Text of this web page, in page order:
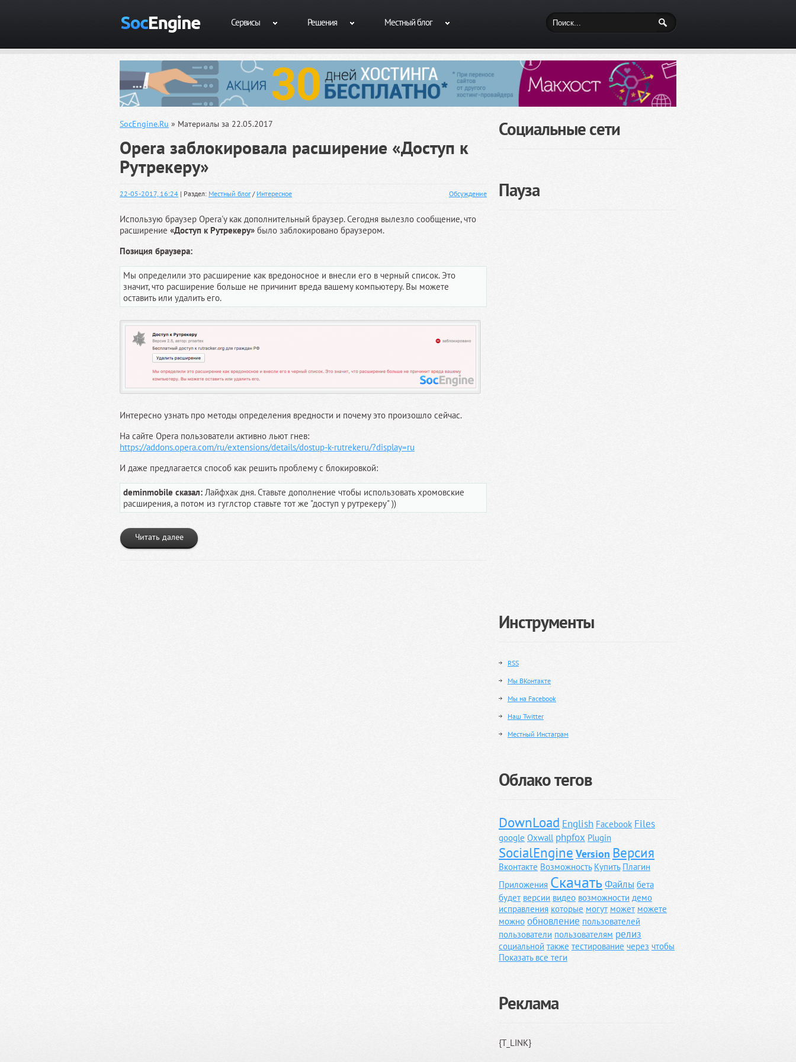
Сервисы Решения Местный блог
SocEngine.Ru » Материалы за 22.05.2017
Opera заблокировала расширение «Доступ к
Рутрекеру»
22-05-2017, 16:24 | Раздел: Местный блог/ Интересное Обсуждение
Использую браузер Opera'у как дополнительный браузер. Сегодня вылезло сообщение, что
расширение «Доступ к Рутрекеру» было заблокировано браузером.
Позиция браузера:
Мы определили это расширение как вредоносное и внесли его в черный список. Это
значит, что расширение больше не причинит вреда вашему компьютеру. Вы можете
оставить или удалить его.
Интересно узнать про методы определения вредности и почему это произошло сейчас.
На сайте Opera пользователи активно льют гнев:
https://addons.opera.com/ru/extensions/details/dostup-k-rutrekeru/?display=ru
И даже предлагается способ как решить проблему с блокировкой:
deminmobile сказал: Лайфхак дня. Ставьте дополнение чтобы использовать хромовские
расширения, а потом из гуглстор ставьте тот же "доступ у рутрекеру" ))
Читать далее
Социальные сети
Пауза
Инструменты
RSS
Мы ВКонтакте
Мы на Facebook
Наш Twitter
Местный Инстаграм
Облако тегов
DownLoad English Facebook Files
google Oxwall phpfox Plugin
SocialEngine Version Версия
Вконтакте Возможность Купить Плагин
Приложения СкачатьФайлы бета
будет версии видео возможности демо
исправления которые могут может можете
можно обновление пользователей
пользователи пользователям релиз
социальной также тестирование через чтобы
Показать все теги
Реклама
{T_LINK}